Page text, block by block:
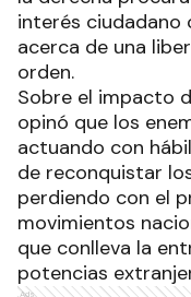
interés ciudadano
acerca de una
orden.
Sobre el impacto
opinó que los
actuando con
de reconquistar
perdiendo con el
movimientos
que conlleva la
potencias
Ads